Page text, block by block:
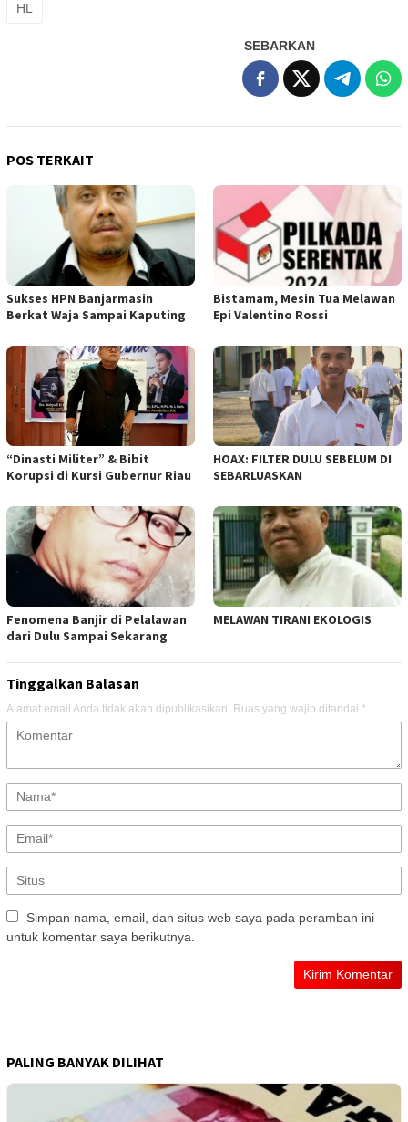
HL
SEBARKAN
POS TERKAIT
Sukses HPN Banjarmasin
Berkat Waja Sampai Kaputing
Bistamam, Mesin Tua Melawan
Epi Valentino Rossi
“Dinasti Militer” & Bibit
Korupsi di Kursi Gubernur Riau
HOAX: FILTER DULU SEBELUM DI
SEBARLUASKAN
Fenomena Banjir di Pelalawan
dari Dulu Sampai Sekarang
MELAWAN TIRANI EKOLOGIS
Tinggalkan Balasan
Alamat email Anda tidak akan dipublikasikan. Ruas yang wajib ditandai *
Simpan nama, email, dan situs web saya pada peramban ini
untuk komentar saya berikutnya.
PALING BANYAK DILIHAT